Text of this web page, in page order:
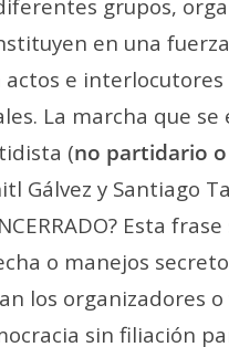
grupos,
en una
actos e
La marcha que se
(no partidario
Gálvez y Santiago
Esta
o manejos
los organizadores
sin filiación